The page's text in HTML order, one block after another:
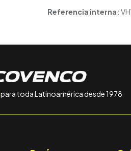
Referencia interna:
para toda Latinoamérica desde 1978